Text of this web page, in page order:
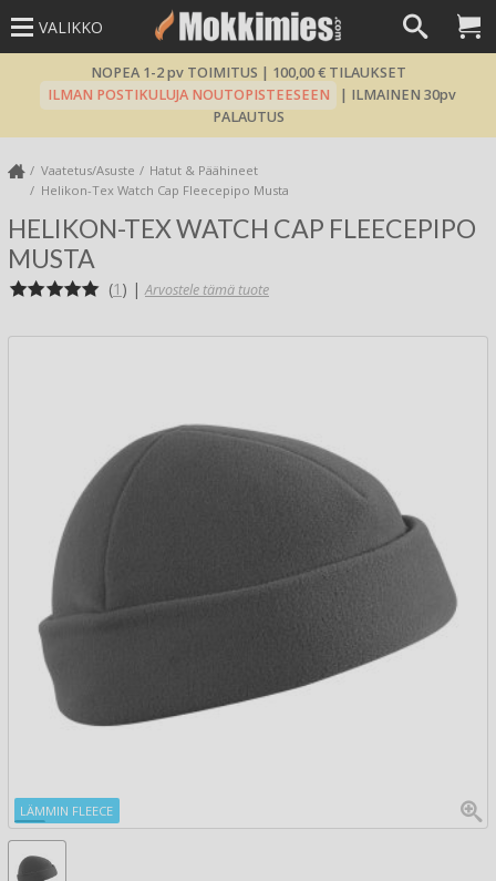
VALIKKO
NOPEA 1-2 pv TOIMITUS | 100,00 € TILAUKSET
ILMAN POSTIKULUJA NOUTOPISTEESEEN
| ILMAINEN 30pv
PALAUTUS
Vaatetus/Asuste
Hatut & Päähineet
Helikon-Tex Watch Cap Fleecepipo Musta
HELIKON-TEX WATCH CAP FLEECEPIPO
MUSTA
(1 ) |Arvostele tämä tuote
LÄMMIN FLEECE